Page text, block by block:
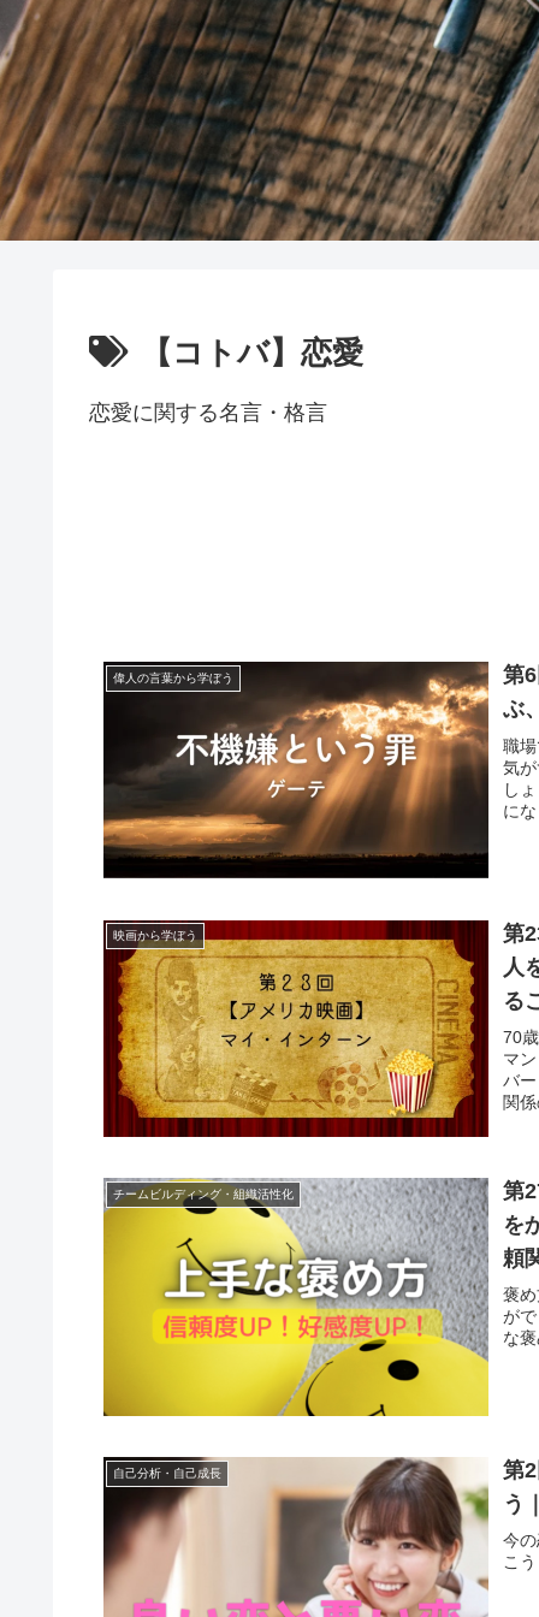
【コトバ】恋愛
恋愛に関する名言・格言
偉人の言葉から学ぼう
第
ぶ
職
気
し
に
映画から学ぼう
第
人
る
70
マ
バ
関
チームビルディング・組織活性化
第
を
頼
褒
が
な
自己分析・自己成長
第
う
今
こ